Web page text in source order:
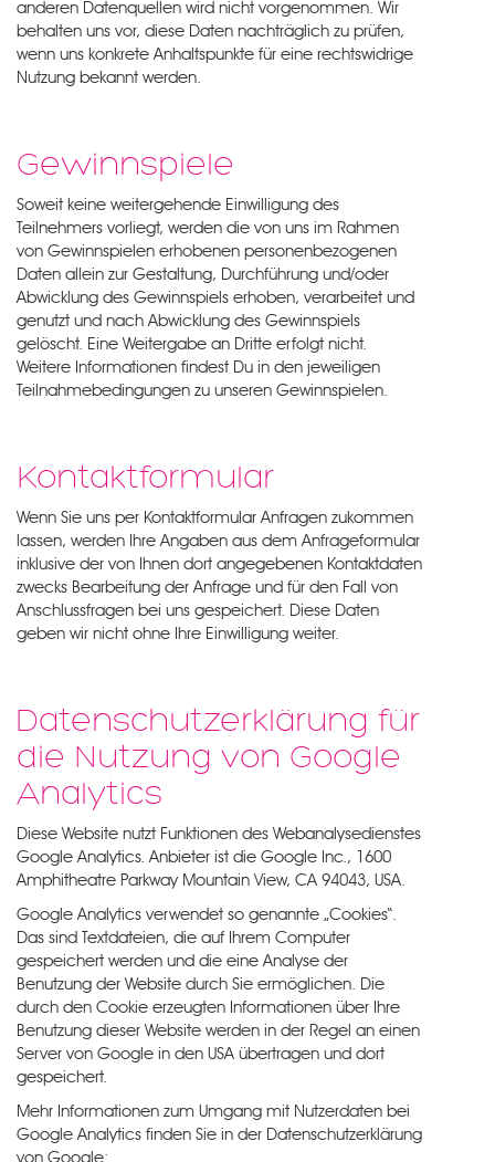
anderen Datenquellen wird nicht vorgenommen. Wir
behalten uns vor, diese Daten nachträglich zu prüfen,
wenn uns konkrete Anhaltspunkte für eine rechtswidrige
Nutzung bekannt werden.
Gewinnspiele
Soweit keine weitergehende Einwilligung des
Teilnehmers vorliegt, werden die von uns im Rahmen
von Gewinnspielen erhobenen personenbezogenen
Daten allein zur Gestaltung, Durchführung und/oder
Abwicklung des Gewinnspiels erhoben, verarbeitet und
genutzt und nach Abwicklung des Gewinnspiels
gelöscht. Eine Weitergabe an Dritte erfolgt nicht.
Weitere Informationen findest Du in den jeweiligen
Teilnahmebedingungen zu unseren Gewinnspielen.
Kontaktformular
Wenn Sie uns per Kontaktformular Anfragen zukommen
lassen, werden Ihre Angaben aus dem Anfrageformular
inklusive der von Ihnen dort angegebenen Kontaktdaten
zwecks Bearbeitung der Anfrage und für den Fall von
Anschlussfragen bei uns gespeichert. Diese Daten
geben wir nicht ohne Ihre Einwilligung weiter.
Datenschutzerklärung für
die Nutzung von Google
Analytics
Diese Website nutzt Funktionen des Webanalysedienstes
Google Analytics. Anbieter ist die Google Inc., 1600
Amphitheatre Parkway Mountain View, CA 94043, USA.
Google Analytics verwendet so genannte „Cookies“.
Das sind Textdateien, die auf Ihrem Computer
gespeichert werden und die eine Analyse der
Benutzung der Website durch Sie ermöglichen. Die
durch den Cookie erzeugten Informationen über Ihre
Benutzung dieser Website werden in der Regel an einen
Server von Google in den USA übertragen und dort
gespeichert.
Mehr Informationen zum Umgang mit Nutzerdaten bei
Google Analytics finden Sie in der Datenschutzerklärung